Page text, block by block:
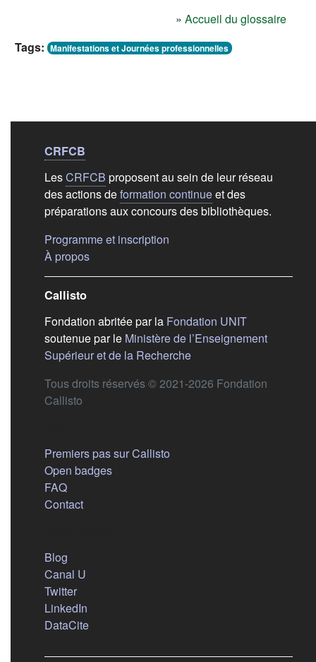
» Accueil du glossaire
Tags: Manifestations et Journées professionnelles
Liens de bas de
CRFCB
LesCRFCB proposent au sein de leur réseau
des actions deformation continueet des
préparations aux concours des bibliothèques.
Programme et inscription
À propos(s'ouvre dans un nouvel onglet)
Callisto
Fondation abritée par la Fondation UNIT(s'ouvre
soutenue par le Ministère de l’Enseignement
Supérieur et de la Recherche(s'ouvre dans un nouvel
Tous droits réservés © 2021-2026 Fondation
Callisto
Premiers pas sur Callisto
Open badges
FAQ
Contact
Blog
Canal U
Twitter(s'ouvre dans un nouvel onglet)
LinkedIn
DataCite(s'ouvre dans un nouvel onglet)